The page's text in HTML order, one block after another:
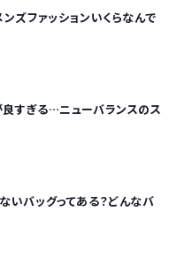
ズファッションいくらなんで
すぎる…ニューバランスのス
いバッグってある？どんなバ